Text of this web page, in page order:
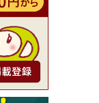
OFF ※18時以
アクオーレ））
毛脱毛 半額 2,2
ス脱毛サロン Mi